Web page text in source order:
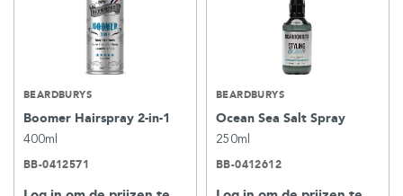
BEARDBURYS
Boomer Hairspray 2-in-1
400ml
BB-0412571
BEARDBURYS
Ocean Sea Salt Spray
250ml
BB-0412612